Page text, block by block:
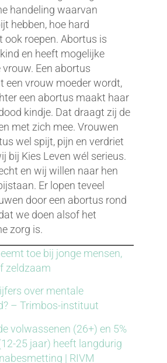
handeling waarvan
hebben, hoe hard
ook roepen. Abortus is
en heeft mogelijke
Een abortus
een vrouw moeder wordt,
een abortus maakt haar
kindje. Dat draagt zij de
met zich mee. Vrouwen
wel spijt, pijn en verdriet
bij Kies Leven wél serieus.
en wij willen naar hen
Er lopen teveel
door een abortus rond
we doen alsof het
zorg is.
toe bij jonge mensen,
zeldzaam
over mentale
– Trimbos-instituut
volwassenen (26+) en 5%
25 jaar) heeft langdurig
| RIVM